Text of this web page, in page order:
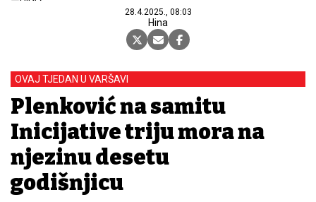
28.4.2025., 08:03
Hina
OVAJ TJEDAN U VARŠAVI
Plenković na samitu
Inicijative triju mora na
njezinu desetu
godišnjicu